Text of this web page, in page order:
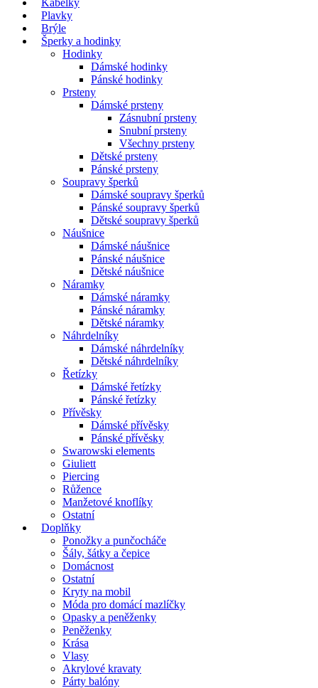
Kabelky
Plavky
Brýle
Šperky a hodinky
Hodinky
Dámské hodinky
Pánské hodinky
Prsteny
Dámské prsteny
Zásnubní prsteny
Snubní prsteny
Všechny prsteny
Dětské prsteny
Pánské prsteny
Soupravy šperků
Dámské soupravy šperků
Pánské soupravy šperků
Dětské soupravy šperků
Náušnice
Dámské náušnice
Pánské náušnice
Dětské náušnice
Náramky
Dámské náramky
Pánské náramky
Dětské náramky
Náhrdelníky
Dámské náhrdelníky
Dětské náhrdelníky
Řetízky
Dámské řetízky
Pánské řetízky
Přívěsky
Dámské přívěsky
Pánské přívěsky
Swarowski elements
Giuliett
Piercing
Růžence
Manžetové knoflíky
Ostatní
Doplňky
Ponožky a punčocháče
Šály, šátky a čepice
Domácnost
Ostatní
Kryty na mobil
Móda pro domácí mazlíčky
Opasky a peněženky
Peněženky
Krása
Vlasy
Akrylové kravaty
Párty balóny